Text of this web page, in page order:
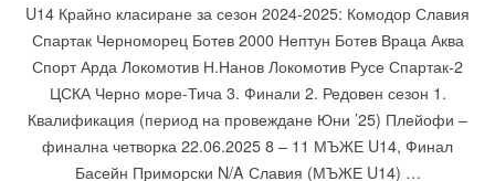
U14 Крайно класиране за сезон 2024-2025: Комодор Славия
Спартак Черноморец Ботев 2000 Нептун Ботев Враца Аква
Спорт Арда Локомотив Н.Нанов Локомотив Русе Спартак-2
ЦСКА Черно море-Тича 3. Финали 2. Редовен сезон 1.
Квалификация (период на провеждане Юни ’25) Плейофи –
финална четворка 22.06.2025 8 – 11 МЪЖЕ U14, Финал
Басейн Приморски N/A Славия (МЪЖЕ U14) …